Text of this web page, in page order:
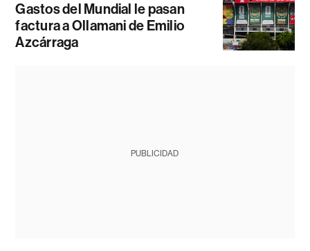
Gastos del Mundial le pasan
factura a Ollamani de Emilio
Azcárraga
PUBLICIDAD